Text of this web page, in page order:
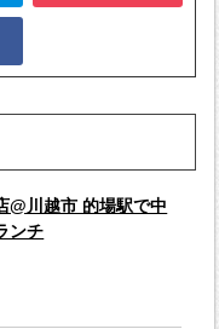
@川越市 的場駅で中
ンチ